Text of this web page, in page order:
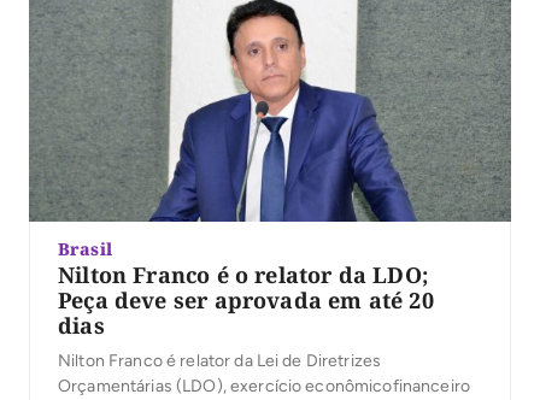
Brasil
Nilton Franco é o relator da LDO;
Peça deve ser aprovada em até 20
dias
Nilton Franco é relator da Lei de Diretrizes
Orçamentárias (LDO), exercício econômicofinanceiro